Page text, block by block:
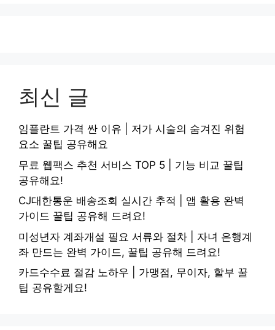
최신 글
임플란트 가격 싼 이유 | 저가 시술의 숨겨진 위험
요소 꿀팁 공유해요
무료 웹팩스 추천 서비스 TOP 5 | 기능 비교 꿀팁
공유해요!
CJ대한통운 배송조회 실시간 추적 | 앱 활용 완벽
가이드 꿀팁 공유해 드려요!
미성년자 계좌개설 필요 서류와 절차 | 자녀 은행계
좌 만드는 완벽 가이드, 꿀팁 공유해 드려요!
카드수수료 절감 노하우 | 가맹점, 무이자, 할부 꿀
팁 공유할게요!